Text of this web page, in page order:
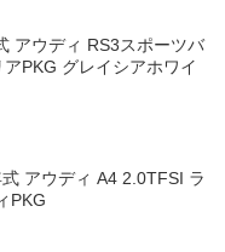
アウディ RS3スポーツバ
PKG グレイシアホワイ
アウディ A4 2.0TFSI ラ
PKG